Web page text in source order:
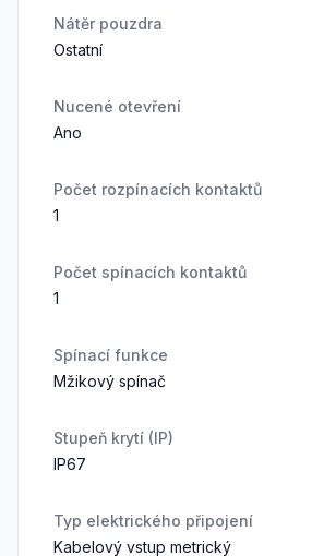
Nátěr pouzdra
Ostatní
Nucené otevření
Ano
Počet rozpínacích kontaktů
1
Počet spínacích kontaktů
1
Spínací funkce
Mžikový spínač
Stupeň krytí (IP)
IP67
Typ elektrického připojení
Kabelový vstup metrický